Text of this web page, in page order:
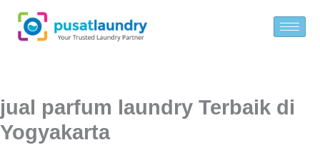
content
jual parfum laundry Terbaik di
Yogyakarta